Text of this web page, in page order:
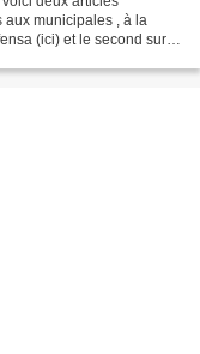
aux municipales , à la
(ici) et le second sur